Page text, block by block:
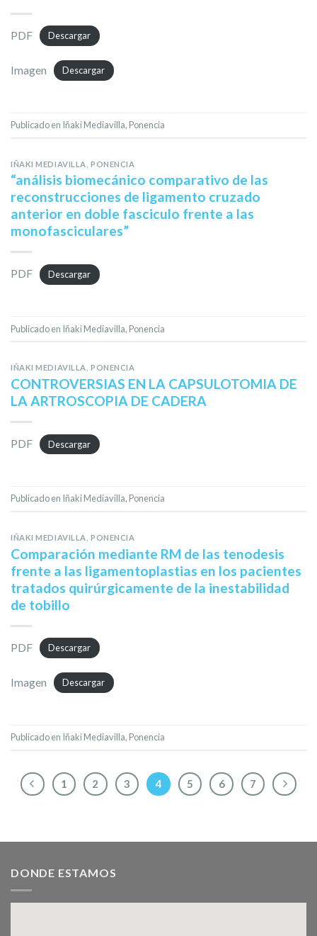
PDF Descargar
Imagen Descargar
Publicado en Iñaki Mediavilla, Ponencia
IÑAKI MEDIAVILLA ,PONENCIA
“análisis biomecánico comparativo de las
reconstrucciones de ligamento cruzado
anterior en doble fasciculo frente a las
monofasciculares”
PDF Descargar
Publicado en Iñaki Mediavilla, Ponencia
IÑAKI MEDIAVILLA ,PONENCIA
CONTROVERSIAS EN LA CAPSULOTOMIA DE
LA ARTROSCOPIA DE CADERA
PDF Descargar
Publicado en Iñaki Mediavilla, Ponencia
IÑAKI MEDIAVILLA ,PONENCIA
Comparación mediante RM de las tenodesis
frente a las ligamentoplastias en los pacientes
tratados quirúrgicamente de la inestabilidad
de tobillo
PDF Descargar
Imagen Descargar
Publicado en Iñaki Mediavilla, Ponencia
1 2 3 4 5 6 7
DONDE ESTAMOS